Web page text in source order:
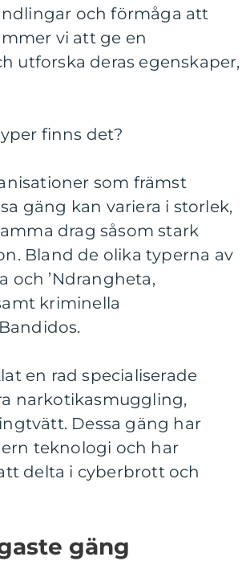
och förmåga att
vi att ge en
utforska deras egenskaper,
finns det?
som främst
gäng kan variera i storlek,
drag såsom stark
Bland de olika typerna av
och ’Ndrangheta,
kriminella
en rad specialiserade
narkotikasmuggling,
Dessa gäng har
teknologi och har
delta i cyberbrott och
gäng